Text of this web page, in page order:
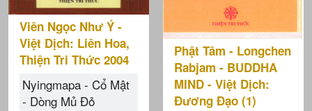
Viên Ngọc Như Ý -
Việt Dịch: Liên Hoa,
Thiện Tri Thức 2004
Nyingmapa - Cổ Mật
- Dòng Mủ Đỏ
Phật Tâm - Longchen
Rabjam - BUDDHA
MIND - Việt Dịch:
Đương Đạo (1)